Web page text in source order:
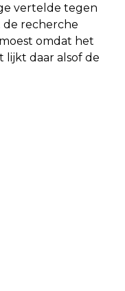
vertelde tegen
de recherche
omdat het
lijkt daar alsof de